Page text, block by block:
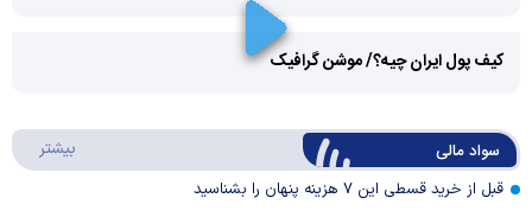
Video
کیف پول ایران چیه؟/ موشن گرافیک
سواد مالی بیشتر
قبل از خرید قسطی این ۷ هزینه پنهان را بشناسید